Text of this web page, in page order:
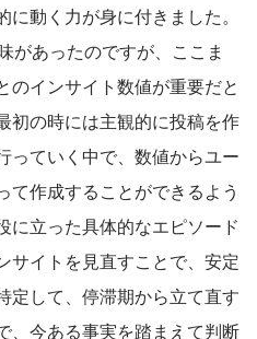
動く力が身に付きました。
があったのですが、ここま
のインサイト数値が重要だと
初の時には主観的に投稿を作
っていく中で、数値からユー
て作成することができるよう
に立った具体的なエピソード
サイトを見直すことで、安定
定して、停滞期から立て直す
、今ある事実を踏まえて判断